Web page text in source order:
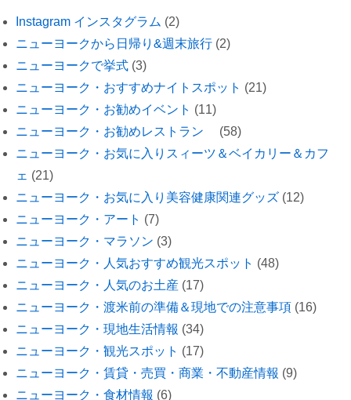
Instagram インスタグラム (2)
ニューヨークから日帰り&週末旅行 (2)
ニューヨークで挙式 (3)
ニューヨーク・おすすめナイトスポット (21)
ニューヨーク・お勧めイベント (11)
ニューヨーク・お勧めレストラン
(58)
ニューヨーク・お気に入りスィーツ＆ベイカリー＆カフ
ェ (21)
ニューヨーク・お気に入り美容健康関連グッズ (12)
ニューヨーク・アート (7)
ニューヨーク・マラソン (3)
ニューヨーク・人気おすすめ観光スポット (48)
ニューヨーク・人気のお土産 (17)
ニューヨーク・渡米前の準備＆現地での注意事項 (16)
ニューヨーク・現地生活情報 (34)
ニューヨーク・観光スポット (17)
ニューヨーク・賃貸・売買・商業・不動産情報 (9)
ニューヨーク・食材情報 (6)